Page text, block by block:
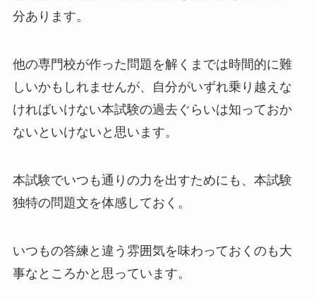
分あります。
他の専門校が作った問題を解くまでは時間的に難
しいかもしれませんが、自分がいずれ乗り越えな
ければいけない本試験の過去ぐらいは知っておか
ないといけないと思います。
本試験でいつも通りの力を出すためにも、本試験
独特の問題文を体感しておく。
いつもの答練と違う雰囲気を味わっておくのも大
事なところかと思っています。